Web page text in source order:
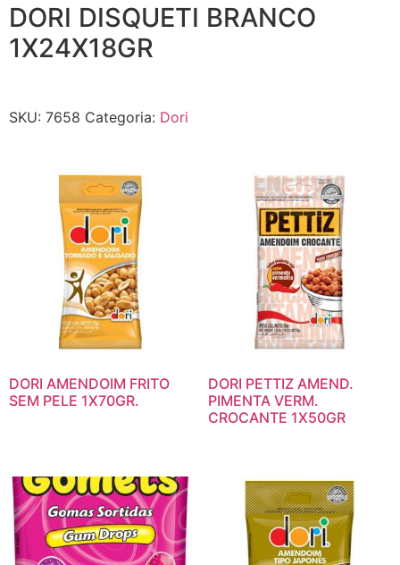
DORI DISQUETI BRANCO
1X24X18GR
SKU: 7658 Categoria: Dori
DORI AMENDOIM FRITO
SEM PELE 1X70GR.
DORI PETTIZ AMEND.
PIMENTA VERM.
CROCANTE 1X50GR